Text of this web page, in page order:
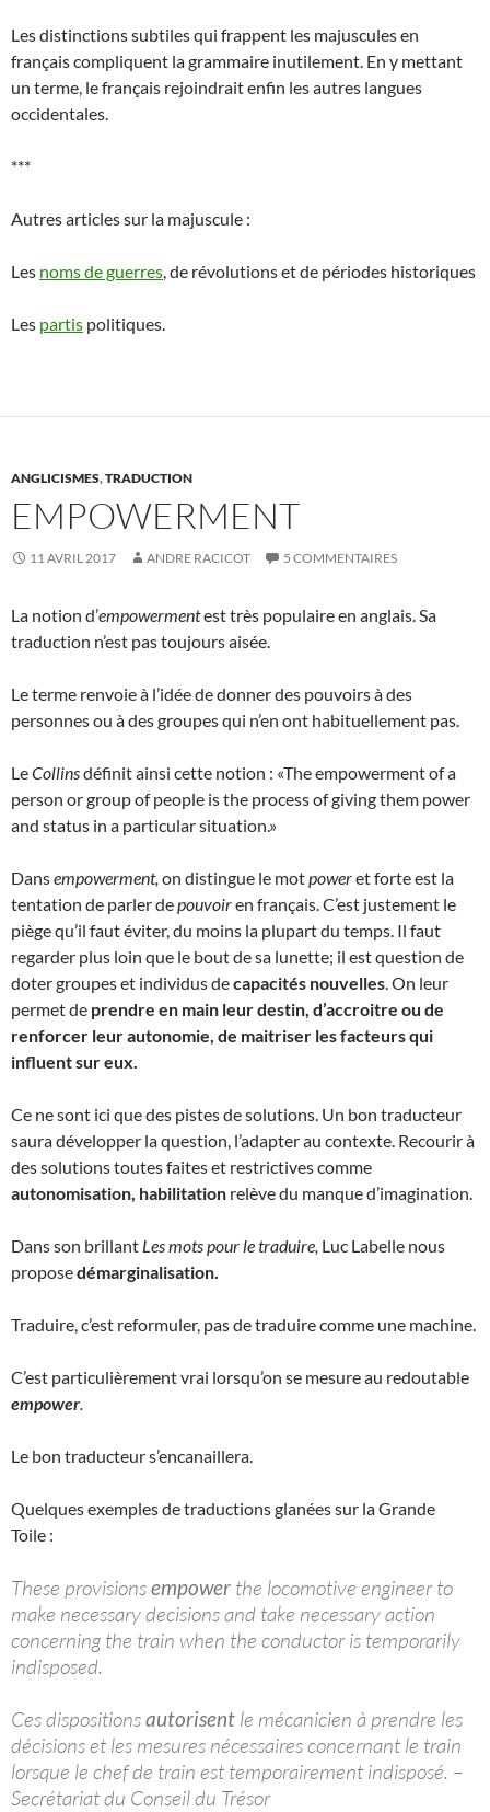
Les distinctions subtiles qui frappent les majuscules en
français compliquent la grammaire inutilement. En y mettant
un terme, le français rejoindrait enfin les autres langues
occidentales.
***
Autres articles sur la majuscule :
Les noms de guerres, de révolutions et de périodes historiques
Les partis politiques.
ANGLICISMES,TRADUCTION
EMPOWERMENT
11 AVRIL 2017 ANDRE RACICOT 5 COMMENTAIRES
La notion d’empowermentest très populaire en anglais. Sa
traduction n’est pas toujours aisée.
Le terme renvoie à l’idée de donner des pouvoirs à des
personnes ou à des groupes qui n’en ont habituellement pas.
LeCollinsdéfinit ainsi cette notion : «The empowerment of a
person or group of people is the process of giving them power
and status in a particular situation.»
Dansempowerment, on distingue le motpoweret forte est la
tentation de parler depouvoiren français. C’est justement le
piège qu’il faut éviter, du moins la plupart du temps. Il faut
regarder plus loin que le bout de sa lunette; il est question de
doter groupes et individus decapacités nouvelles. On leur
permet de prendre en main leur destin, d’accroitre ou de
renforcer leur autonomie, de maitriser les facteurs qui
influent sur eux.
Ce ne sont ici que des pistes de solutions. Un bon traducteur
saura développer la question, l’adapter au contexte. Recourir à
des solutions toutes faites et restrictives comme
autonomisation, habilitation relève du manque d’imagination.
Dans son brillant Les mots pour le traduire, Luc Labelle nous
proposedémarginalisation.
Traduire, c’est reformuler, pas de traduire comme une machine.
C’est particulièrement vrai lorsqu’on se mesure au redoutable
empower.
Le bon traducteur s’encanaillera.
Quelques exemples de traductions glanées sur la Grande
Toile :
These provisionsempower the locomotive engineer to
make necessary decisions and take necessary action
concerning the train when the conductor is temporarily
indisposed.
Ces dispositionsautorisent le mécanicien à prendre les
décisions et les mesures nécessaires concernant le train
lorsque le chef de train est temporairement indisposé. –
Secrétariat du Conseil du Trésor